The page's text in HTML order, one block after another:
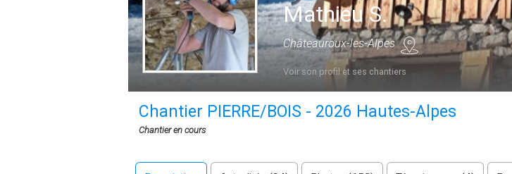
Mathieu S.
Châteauroux-les-Alpes
Voir son profil et ses chantiers
Chantier PIERRE/BOIS - 2026 Hautes-Alpes
Chantier en cours